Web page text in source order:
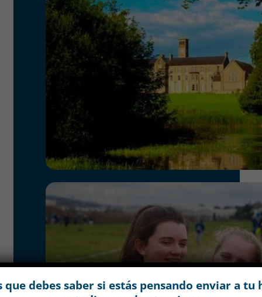
que debes saber si estás pensando enviar a tu